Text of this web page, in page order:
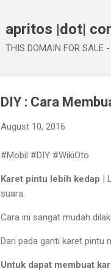
apritos |dot|
THIS DOMAIN FOR
DIY : Cara
August 10, 2016
#Mobil #DIY #WikiOto
Karet pintu lebih kedap |
suara.
Cara ini sangat mudah
Dari pada ganti karet pintu
Untuk dapat membuat